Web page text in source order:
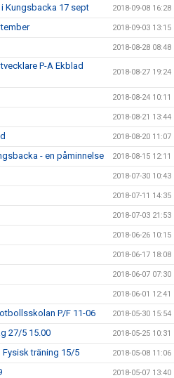
Kungsbacka 17 sept 2018-09-08 16:28
2018-09-03 13:15
2018-08-28 08:48
P-A Ekblad
2018-08-27 19:24
2018-08-24 10:11
2018-08-21 13:44
2018-08-20 11:07
- en påminnelse 2018-08-15 12:11
2018-07-30 10:43
2018-07-11 14:35
2018-07-03 21:53
2018-06-26 10:15
2018-06-17 18:08
2018-06-07 07:30
2018-06-01 12:41
P/F 11-06 2018-05-30 15:54
27/5 15.00 2018-05-25 10:31
träning 15/5 2018-05-08 11:06
2018-05-07 13:40